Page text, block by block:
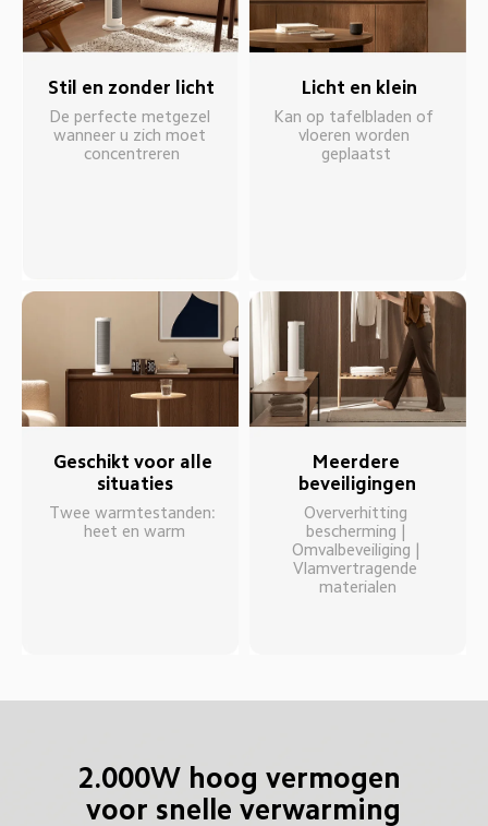
Stil en zonder licht
De perfecte metgezel
wanneer u zich moet
concentreren
Licht en klein
Kan op tafelbladen of
vloeren worden
geplaatst
Geschikt voor alle
situaties
Twee warmtestanden:
heet en warm
Meerdere
beveiligingen
Oververhitting
bescherming |
Omvalbeveiliging |
Vlamvertragende
materialen
2.000W hoog vermogen
voor snelle verwarming